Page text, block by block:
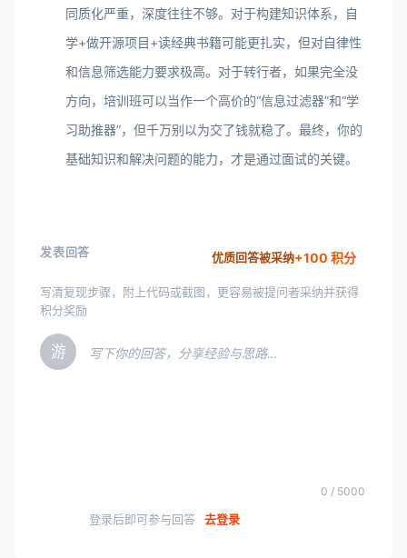
同质化严重，深度往往不够。对于构建知识体系，自
学+做开源项目+读经典书籍可能更扎实，但对自律性
和信息筛选能力要求极高。对于转行者，如果完全没
方向，培训班可以当作一个高价的“信息过滤器”和“学
习助推器”，但千万别以为交了钱就稳了。最终，你的
基础知识和解决问题的能力，才是通过面试的关键。
发表回答 优质回答被采纳+100 积分
写清复现步骤，附上代码或截图，更容易被提问者采纳并获得
积分奖励
游 写下你的回答，分享经验与思路…
0 / 5000
登录后即可参与回答 去登录